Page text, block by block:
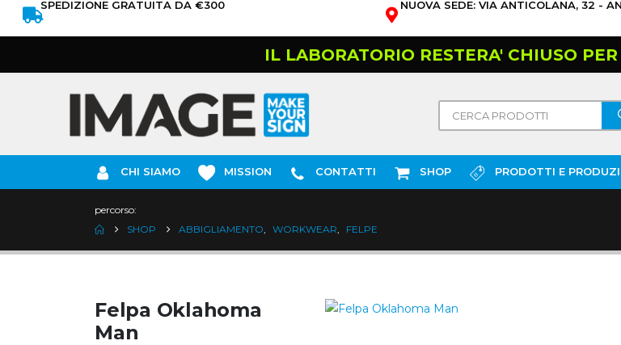
SPEDIZIONE GRATUITA DA €300 NUOVA SEDE: VIA ANTICOLANA, 32 -
IL LABORATORIO RESTERA' CHIUSO
CHI SIAMO MISSION CONTATTI SHOP PRODOTTI E
percorso:
SHOP
ABBIGLIAMENTO, WORKWEAR, FELPE
Felpa Oklahoma
Man